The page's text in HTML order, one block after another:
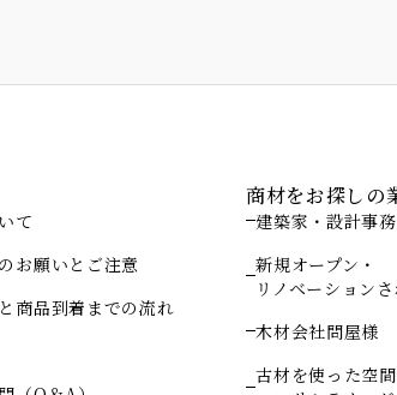
て
お願いとご注意
商品到着までの流れ
商材をお探しの
建築家・設計事
新規オープン・
リノベーション
木材会社問屋様
古材を使った空